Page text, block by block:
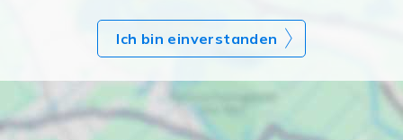
Ich bin einverstanden